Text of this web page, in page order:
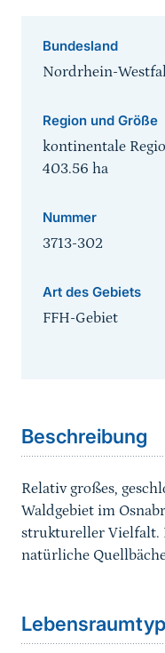
Bundesland
Nordrhein-
Region und Größe
kontinentale
403.56 ha
Nummer
3713-302
Art des Gebiets
FFH-Gebiet
Beschreibung
Relativ großes,
Waldgebiet im
struktureller Vielfalt.
natürliche
Lebensraumtyp